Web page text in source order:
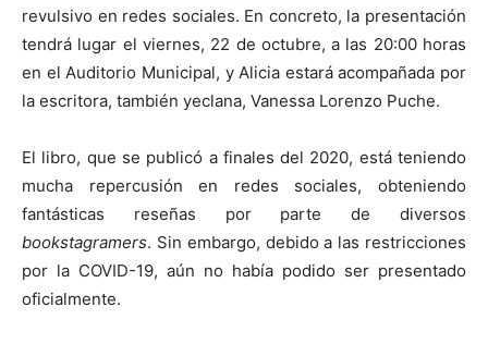
revulsivo en redes sociales. En concreto, la presentación
tendrá lugar el viernes, 22 de octubre, a las 20:00 horas
en el Auditorio Municipal, y Alicia estará acompañada por
la escritora, también yeclana, Vanessa Lorenzo Puche.
El libro, que se publicó a finales del 2020, está teniendo
mucha repercusión en redes sociales, obteniendo
fantásticas reseñas por parte de diversos
bookstagramers. Sin embargo, debido a las restricciones
por la COVID-19, aún no había podido ser presentado
oficialmente.